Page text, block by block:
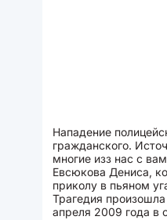
Нападение
гражданского.
многие изз нас с
Евсюкова Дениса,
приколу в пьяном
Трагедия
апреля 2009 года в